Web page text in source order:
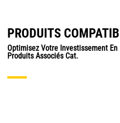
PRODUITS
Optimisez Votre Investissement En
Produits Associés Cat.